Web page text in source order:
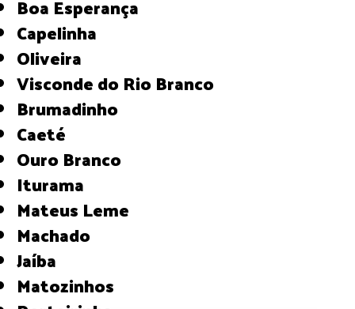
Boa Esperança
Capelinha
Oliveira
Visconde do Rio Branco
Brumadinho
Caeté
Ouro Branco
Iturama
Mateus Leme
Machado
Jaíba
Matozinhos